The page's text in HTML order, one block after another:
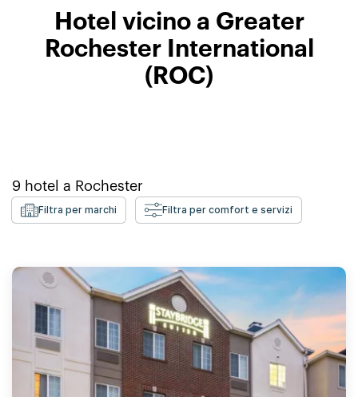
Hotel vicino a Greater
Rochester International
(ROC)
9 hotel a Rochester
Filtra per marchi Filtra per comfort e servizi